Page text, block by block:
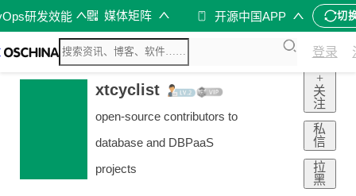
研发效能 媒体矩阵 开源中国APP 切
登录
xtcyclist
open-source contributors to
database and DBPaaS
projects
+
关
注
私
信
拉
黑